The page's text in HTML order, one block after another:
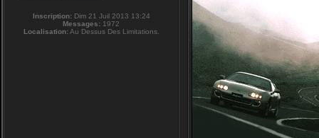
Inscription:Dim 21 Juil 2013 13:24
Messages: 1972
Localisation:Au Dessus Des Limitations.